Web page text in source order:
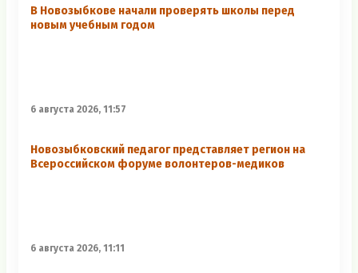
В Новозыбкове начали проверять школы перед
новым учебным годом
6 августа 2026, 11:57
Новозыбковский педагог представляет регион на
Всероссийском форуме волонтеров-медиков
6 августа 2026, 11:11